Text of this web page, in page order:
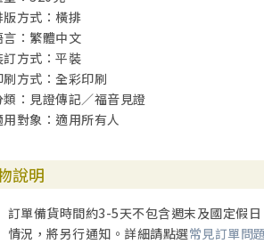
版方式：橫排
言：繁體中文
訂方式：平裝
刷方式：全彩印刷
類：見證傳記／福音見證
用對象：適用所有人
說明
訂單備貨時間約3-5天不包含週末及國定假
情況，將另行通知。詳細請點選常見訂單問題